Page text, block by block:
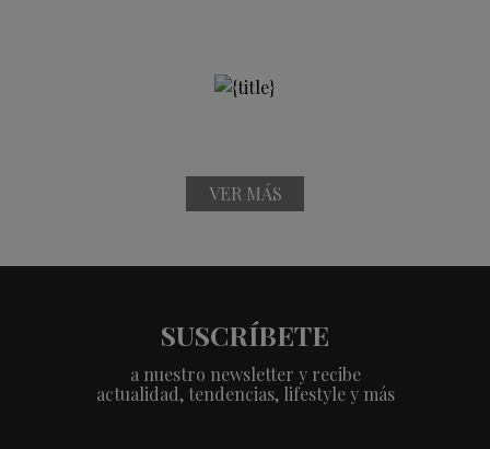
VER MÁS
SUSCRÍBETE
a nuestro newsletter y recibe
actualidad, tendencias, lifestyle y más